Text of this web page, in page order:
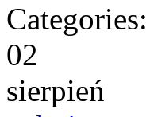
Categories:
02
sierpień